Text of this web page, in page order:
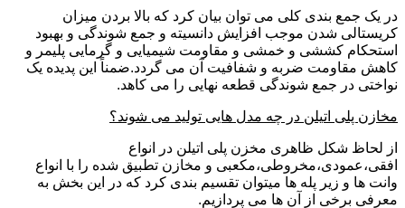
در یک جمع بندی کلی می توان بیان کرد که بالا بردن میزان
کریستالی شدن موجب افزایش دانسیته و جمع شوندگی و بهبود
استحکام کششی و خمشی و مقاومت شیمیایی و گرمایی پلیمر و
کاهش مقاومت ضربه و شفافیت آن می گردد.ضمناً این پدیده یک
نواختی در جمع شوندگی قطعه نهایی را می کاهد.
مخازن پلی اتیلن در چه مدل هایی تولید می شوند؟
از لحاظ شکل ظاهری مخزن پلی اتیلن در انواع
افقی،عمودی،مخروطی،مکعبی و مخازن تطبیق شده را با انواع
وانت ها و زیر پله ها میتوان تقسیم بندی کرد که در این بخش به
معرفی برخی از آن ها می پردازیم.